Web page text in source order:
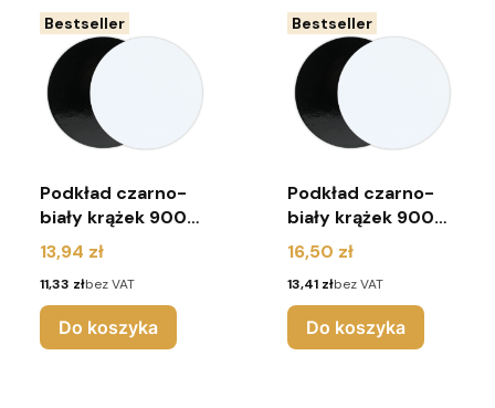
Bestseller
Podkład czarno-
biały krążek 900g
r. 22cm (pakiet 10
sztuk)
Cena
13,94 zł
Cena
11,33 złbez VAT
Do koszyka
Bestseller
Podkład czarno-
biały krążek 900g
r. 24cm (pakiet 10
sztuk)
Cena
16,50 zł
Cena
13,41 złbez VAT
Do koszyka